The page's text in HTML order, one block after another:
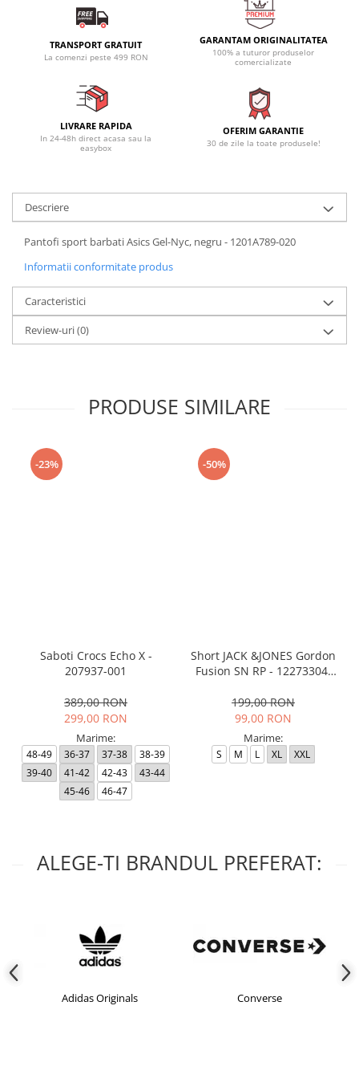
TRANSPORT GRATUIT
La comenzi peste 499 RON
GARANTAM ORIGINALITATEA
100% a tuturor produselor
comercializate
LIVRARE RAPIDA
In 24-48h direct acasa sau la
easybox
OFERIM GARANTIE
30 de zile la toate produsele!
Descriere
Pantofi sport barbati Asics Gel-Nyc, negru - 1201A789-020
Informatii conformitate produs
Caracteristici
Review-uri(0)
PRODUSE SIMILARE
-23%
Saboti Crocs Echo X -
207937-001
389,00 RON
299,00 RON
Marime:
48-49 36-37 37-38
38-39
39-40
41-42 42-43
43-44
45-46
46-47
-50%
Short JACK &JONES Gordon
Fusion SN RP - 12273304-
199,00 RON
99,00 RON
Marime:
S M L XL XXL
ALEGE-TI BRANDUL PREFERAT:
Adidas Originals Converse